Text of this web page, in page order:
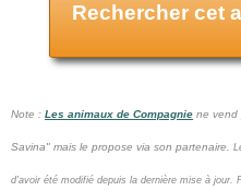
Rechercher cet
Note : Les animaux de Compagnie ne vend
Savina" mais le propose via son partenaire.
d'avoir été modifié depuis la dernière mise à jour.